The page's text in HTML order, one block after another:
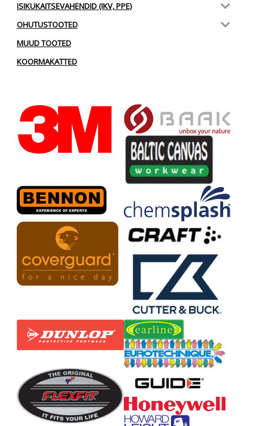
ISIKUKAITSEVAHENDID (IKV, PPE)
OHUTUSTOOTED
MUUD TOOTED
KOORMAKATTED